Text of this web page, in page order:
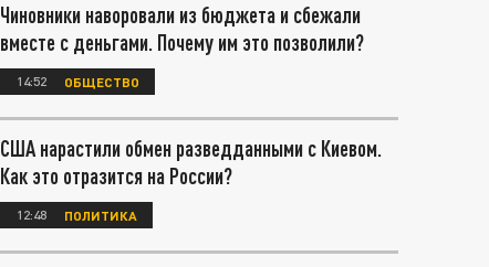
Чиновники наворовали из бюджета и сбежали
вместе с деньгами. Почему им это позволили?
14:52 ОБЩЕСТВО
США нарастили обмен разведданными с Киевом.
Как это отразится на России?
12:48 ПОЛИТИКА